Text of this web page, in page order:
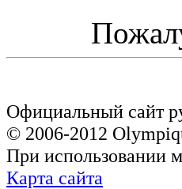
Официальный сайт
© 2006-2012
При использовании
Карта сайта